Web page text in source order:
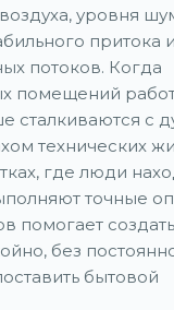
уровня
притока
потоков. Когда
помещений
сталкиваются с
технических
где люди
точные
помогает
без
бытовой